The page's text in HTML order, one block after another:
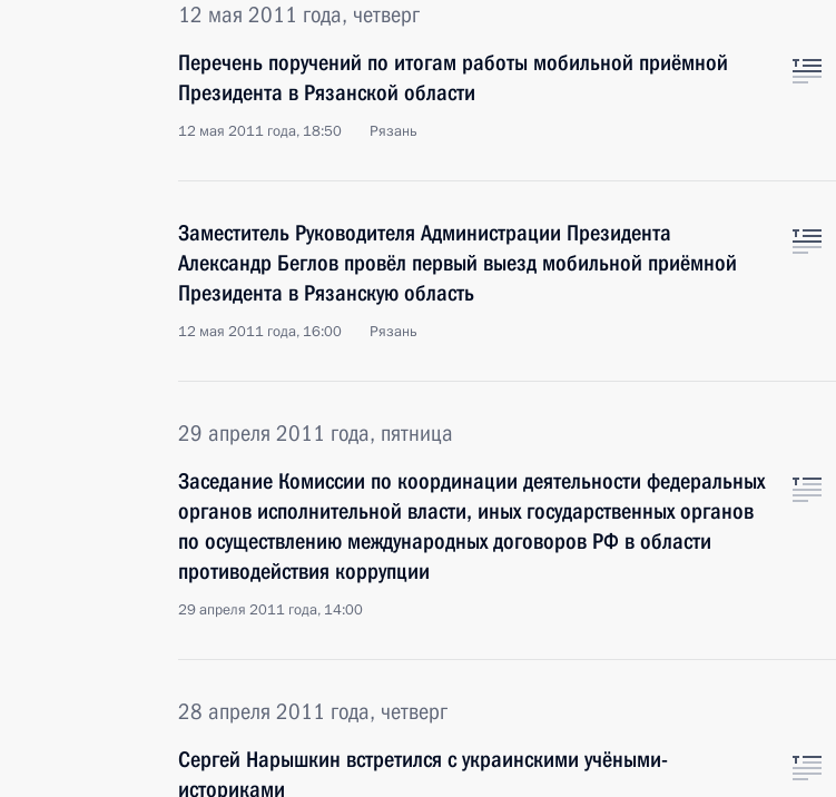
12 мая 2011 года, четверг
Перечень поручений по итогам работы мобильной приёмной
Президента в Рязанской области
12 мая 2011 года, 18:50 Рязань
Заместитель Руководителя Администрации Президента
Александр Беглов провёл первый выезд мобильной приёмной
Президента в Рязанскую область
12 мая 2011 года, 16:00 Рязань
29 апреля 2011 года, пятница
Заседание Комиссии по координации деятельности федеральных
органов исполнительной власти, иных государственных органов
по осуществлению международных договоров РФ в области
противодействия коррупции
29 апреля 2011 года, 14:00
28 апреля 2011 года, четверг
Сергей Нарышкин встретился с украинскими учёными-
историками